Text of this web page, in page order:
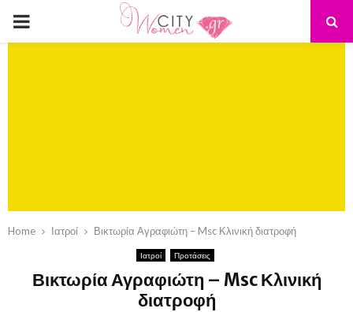
PRIMARY
Home Ιατροί Βικτωρία Αγραφιώτη – Msc Κλινική διατροφή
Ιατροί Προτάσεις
Βικτωρία Αγραφιώτη – Msc Κλινική
διατροφή